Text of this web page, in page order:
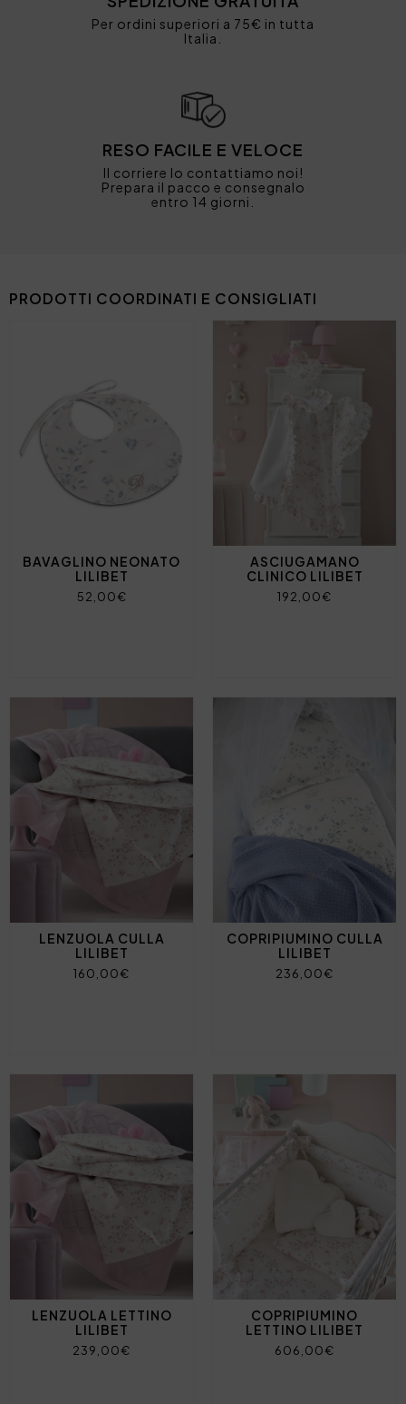
Per ordini superiori a 75€ in tutta
Italia.
RESO FACILE E VELOCE
Il corriere lo contattiamo noi!
Prepara il pacco e consegnalo
entro 14 giorni.
PRODOTTI COORDINATI E CONSIGLIATI
BAVAGLINO NEONATO
LILIBET
52,00€
ASCIUGAMANO
CLINICO LILIBET
192,00€
LENZUOLA CULLA
LILIBET
160,00€
COPRIPIUMINO CULLA
LILIBET
236,00€
LENZUOLA LETTINO
LILIBET
239,00€
COPRIPIUMINO
LETTINO LILIBET
606,00€